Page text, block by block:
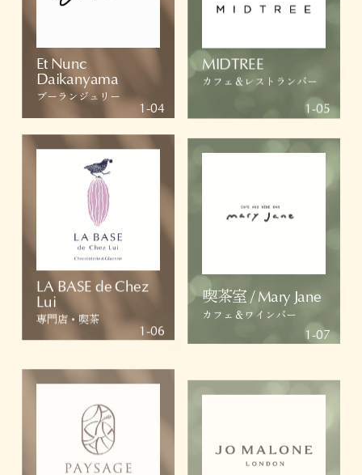
Et Nunc
Daikanyama
ブーランジュリー
1-04
MIDTREE
カフェ＆レストランバー
1-05
LA BASE de Chez
Lui
専門店・喫茶
1-06
喫茶室 / Mary Jane
カフェ＆ワインバー
1-07